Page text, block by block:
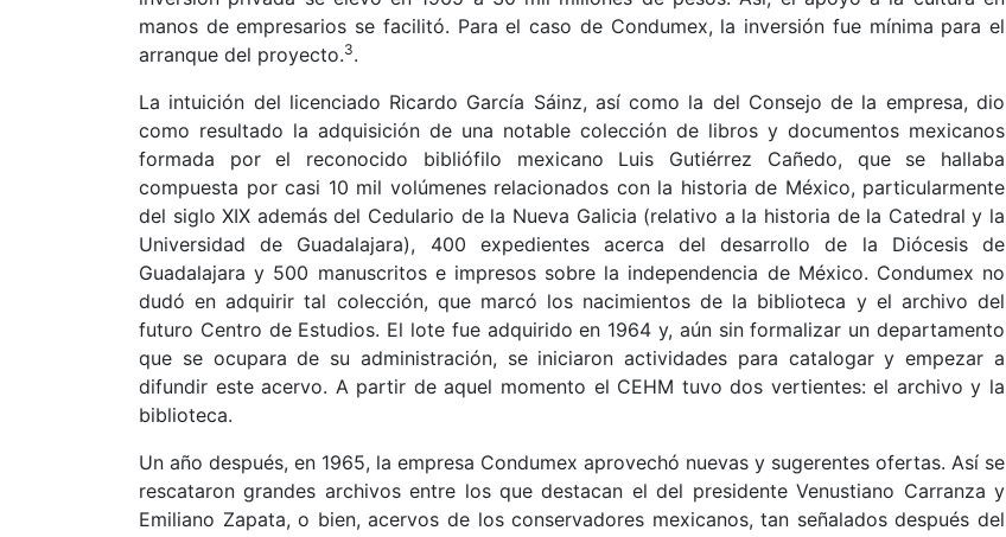
manos de empresarios se facilitó. Para el caso de Condumex, la inversión fue mínima para el
arranque del proyecto.3.
La intuición del licenciado Ricardo García Sáinz, así como la del Consejo de la empresa, dio
como resultado la adquisición de una notable colección de libros y documentos mexicanos
formada por el reconocido bibliófilo mexicano Luis Gutiérrez Cañedo, que se hallaba
compuesta por casi 10 mil volúmenes relacionados con la historia de México, particularmente
del siglo XIX además del Cedulario de la Nueva Galicia (relativo a la historia de la Catedral y la
Universidad de Guadalajara), 400 expedientes acerca del desarrollo de la Diócesis de
Guadalajara y 500 manuscritos e impresos sobre la independencia de México. Condumex no
dudó en adquirir tal colección, que marcó los nacimientos de la biblioteca y el archivo del
futuro Centro de Estudios. El lote fue adquirido en 1964 y, aún sin formalizar un departamento
que se ocupara de su administración, se iniciaron actividades para catalogar y empezar a
difundir este acervo. A partir de aquel momento el CEHM tuvo dos vertientes: el archivo y la
biblioteca.
Un año después, en 1965, la empresa Condumex aprovechó nuevas y sugerentes ofertas. Así se
rescataron grandes archivos entre los que destacan el del presidente Venustiano Carranza y
Emiliano Zapata, o bien, acervos de los conservadores mexicanos, tan señalados después del